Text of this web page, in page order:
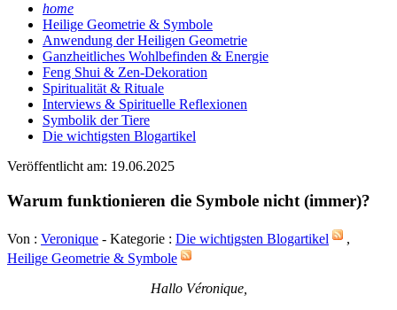
home
Heilige Geometrie & Symbole
Anwendung der Heiligen Geometrie
Ganzheitliches Wohlbefinden & Energie
Feng Shui & Zen-Dekoration
Spiritualität & Rituale
Interviews & Spirituelle Reflexionen
Symbolik der Tiere
Die wichtigsten Blogartikel
Veröffentlicht am: 19.06.2025
Warum funktionieren die Symbole nicht (immer)?
Von : Veronique - Kategorie : Die wichtigsten Blogartikel
,
Heilige Geometrie & Symbole
Hallo Véronique,